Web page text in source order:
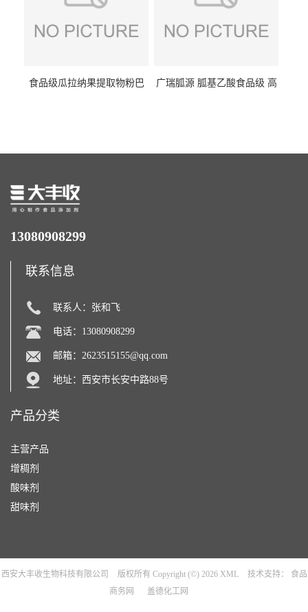
食品级瓜拉纳果提取物粉巴
广瑞胍源 胍基乙酸食品级 高
13080908299
联系信息
联系人：张和飞
电话：13080908299
邮箱： 2623515155@qq.com
地址：西安市长安中路88号
产品分类
主营产品
增稠剂
酸味剂
甜味剂
西安大丰收生物科技有限公司 版权所有 Copyright (©) 2026 XML 技术支持：
食品
商务网
盖德化工网